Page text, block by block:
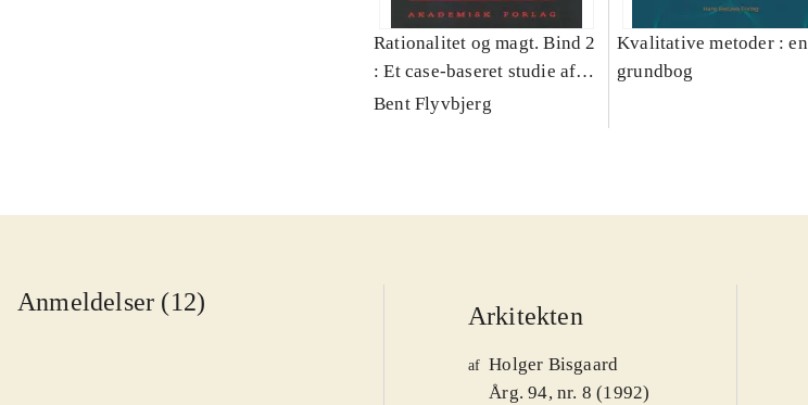
Rationalitet og magt. Bind 2
: Et case-baseret studie af
planlægning, politik og
Bent Flyvbjerg
Kvalitative metoder : en
grundbog
Anmeldelser (12) Arkitekten
af Holger Bisgaard
Årg. 94, nr. 8 (1992)